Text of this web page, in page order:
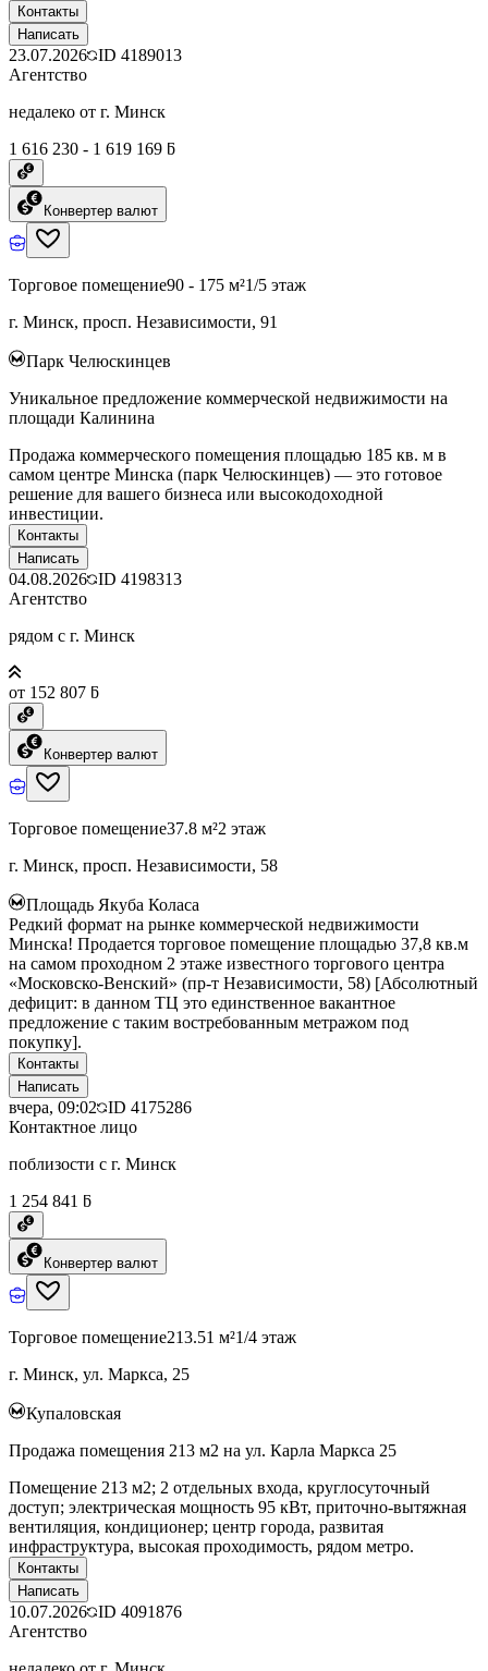
Контакты
Написать
23.07.2026 ID 4189013
Агентство
недалеко от г. Минск
1 616 230 - 1 619 169 ƃ
Конвертер валют
Торговое помещение90 - 175 м²1/5 этаж
г. Минск, просп. Независимости, 91
Парк Челюскинцев
Уникальное предложение коммерческой недвижимости на
площади Калинина
Продажа коммерческого помещения площадью 185 кв. м в
самом центре Минска (парк Челюскинцев) — это готовое
решение для вашего бизнеса или высокодоходной
инвестиции.
Контакты
Написать
04.08.2026 ID 4198313
Агентство
рядом с г. Минск
от 152 807 ƃ
Конвертер валют
Торговое помещение37.8 м²2 этаж
г. Минск, просп. Независимости, 58
Площадь Якуба Коласа
Редкий формат на рынке коммерческой недвижимости
Минска! Продается торговое помещение площадью 37,8 кв.м
на самом проходном 2 этаже известного торгового центра
«Московско-Венский» (пр-т Независимости, 58) [Абсолютный
дефицит: в данном ТЦ это единственное вакантное
предложение с таким востребованным метражом под
покупку].
Контакты
Написать
вчера, 09:02 ID 4175286
Контактное лицо
поблизости с г. Минск
1 254 841 ƃ
Конвертер валют
Торговое помещение213.51 м²1/4 этаж
г. Минск, ул. Маркса, 25
Купаловская
Продажа помещения 213 м2 на ул. Карла Маркса 25
Помещение 213 м2; 2 отдельных входа, круглосуточный
доступ; электрическая мощность 95 кВт, приточно-вытяжная
вентиляция, кондиционер; центр города, развитая
инфраструктура, высокая проходимость, рядом метро.
Контакты
Написать
10.07.2026 ID 4091876
Агентство